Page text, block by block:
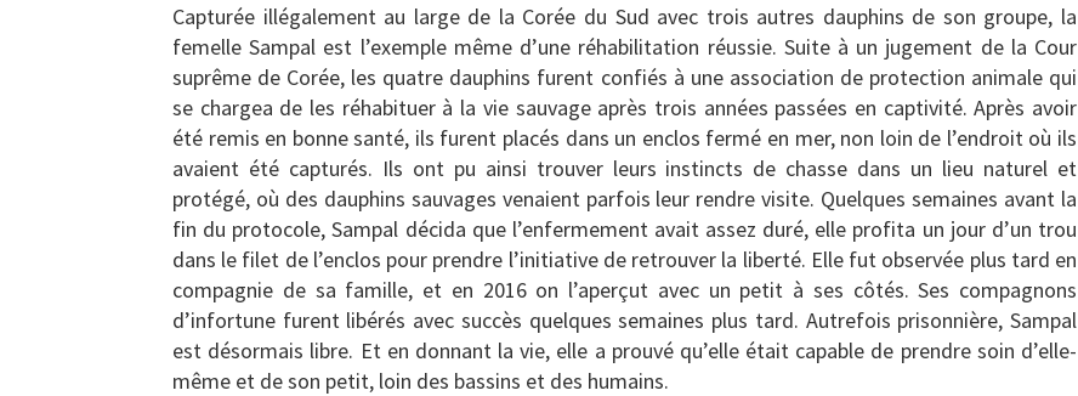
Capturée illégalement au large de la Corée du Sud avec trois autres dauphins de son groupe, la
femelle Sampal est l’exemple même d’une réhabilitation réussie. Suite à un jugement de la Cour
suprême de Corée, les quatre dauphins furent confiés à une association de protection animale qui
se chargea de les réhabituer à la vie sauvage après trois années passées en captivité. Après avoir
été remis en bonne santé, ils furent placés dans un enclos fermé en mer, non loin de l’endroit où ils
avaient été capturés. Ils ont pu ainsi trouver leurs instincts de chasse dans un lieu naturel et
protégé, où des dauphins sauvages venaient parfois leur rendre visite. Quelques semaines avant la
fin du protocole, Sampal décida que l’enfermement avait assez duré, elle profita un jour d’un trou
dans le filet de l’enclos pour prendre l’initiative de retrouver la liberté. Elle fut observée plus tard en
compagnie de sa famille, et en 2016 on l’aperçut avec un petit à ses côtés. Ses compagnons
d’infortune furent libérés avec succès quelques semaines plus tard. Autrefois prisonnière, Sampal
est désormais libre. Et en donnant la vie, elle a prouvé qu’elle était capable de prendre soin d’elle-
même et de son petit, loin des bassins et des humains.